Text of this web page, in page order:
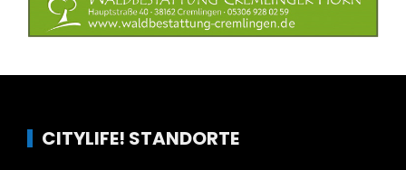
CITYLIFE! STANDORTE